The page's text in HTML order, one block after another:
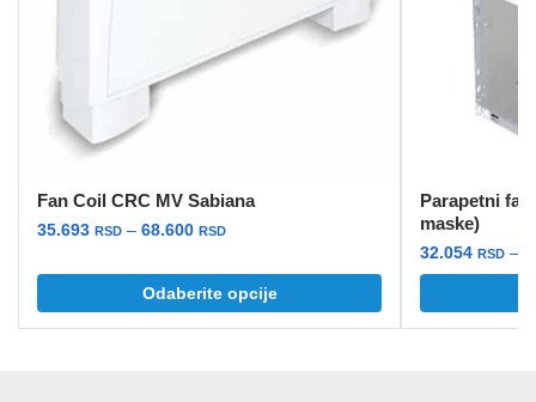
Fan Coil CRC MV Sabiana
35.693 RSD – 68.600 RSDRaspon
35.693 rsd
do
Odaberite opcije
Ovaj
ima
Parapetni
maske)
32.054 RSD –